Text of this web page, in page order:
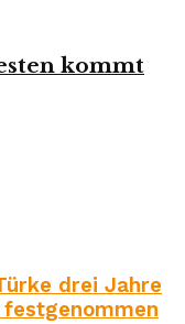
kommt
drei Jahre